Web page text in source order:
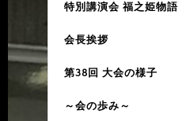
特別講演会 福之姫物語
会長挨拶
第38回 大会の様子
～会の歩み～